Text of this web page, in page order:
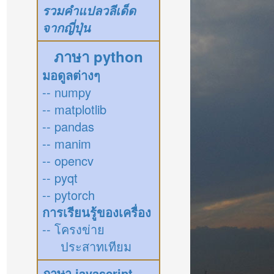
รวมคำแปลวลีเด็ด
จากญี่ปุ่น
ภาษา python
มอดูลต่างๆ
-- numpy
-- matplotlib
-- pandas
-- manim
-- opencv
-- pyqt
-- pytorch
การเรียนรู้ของเครื่อง
-- โครงข่าย
ประสาทเทียม